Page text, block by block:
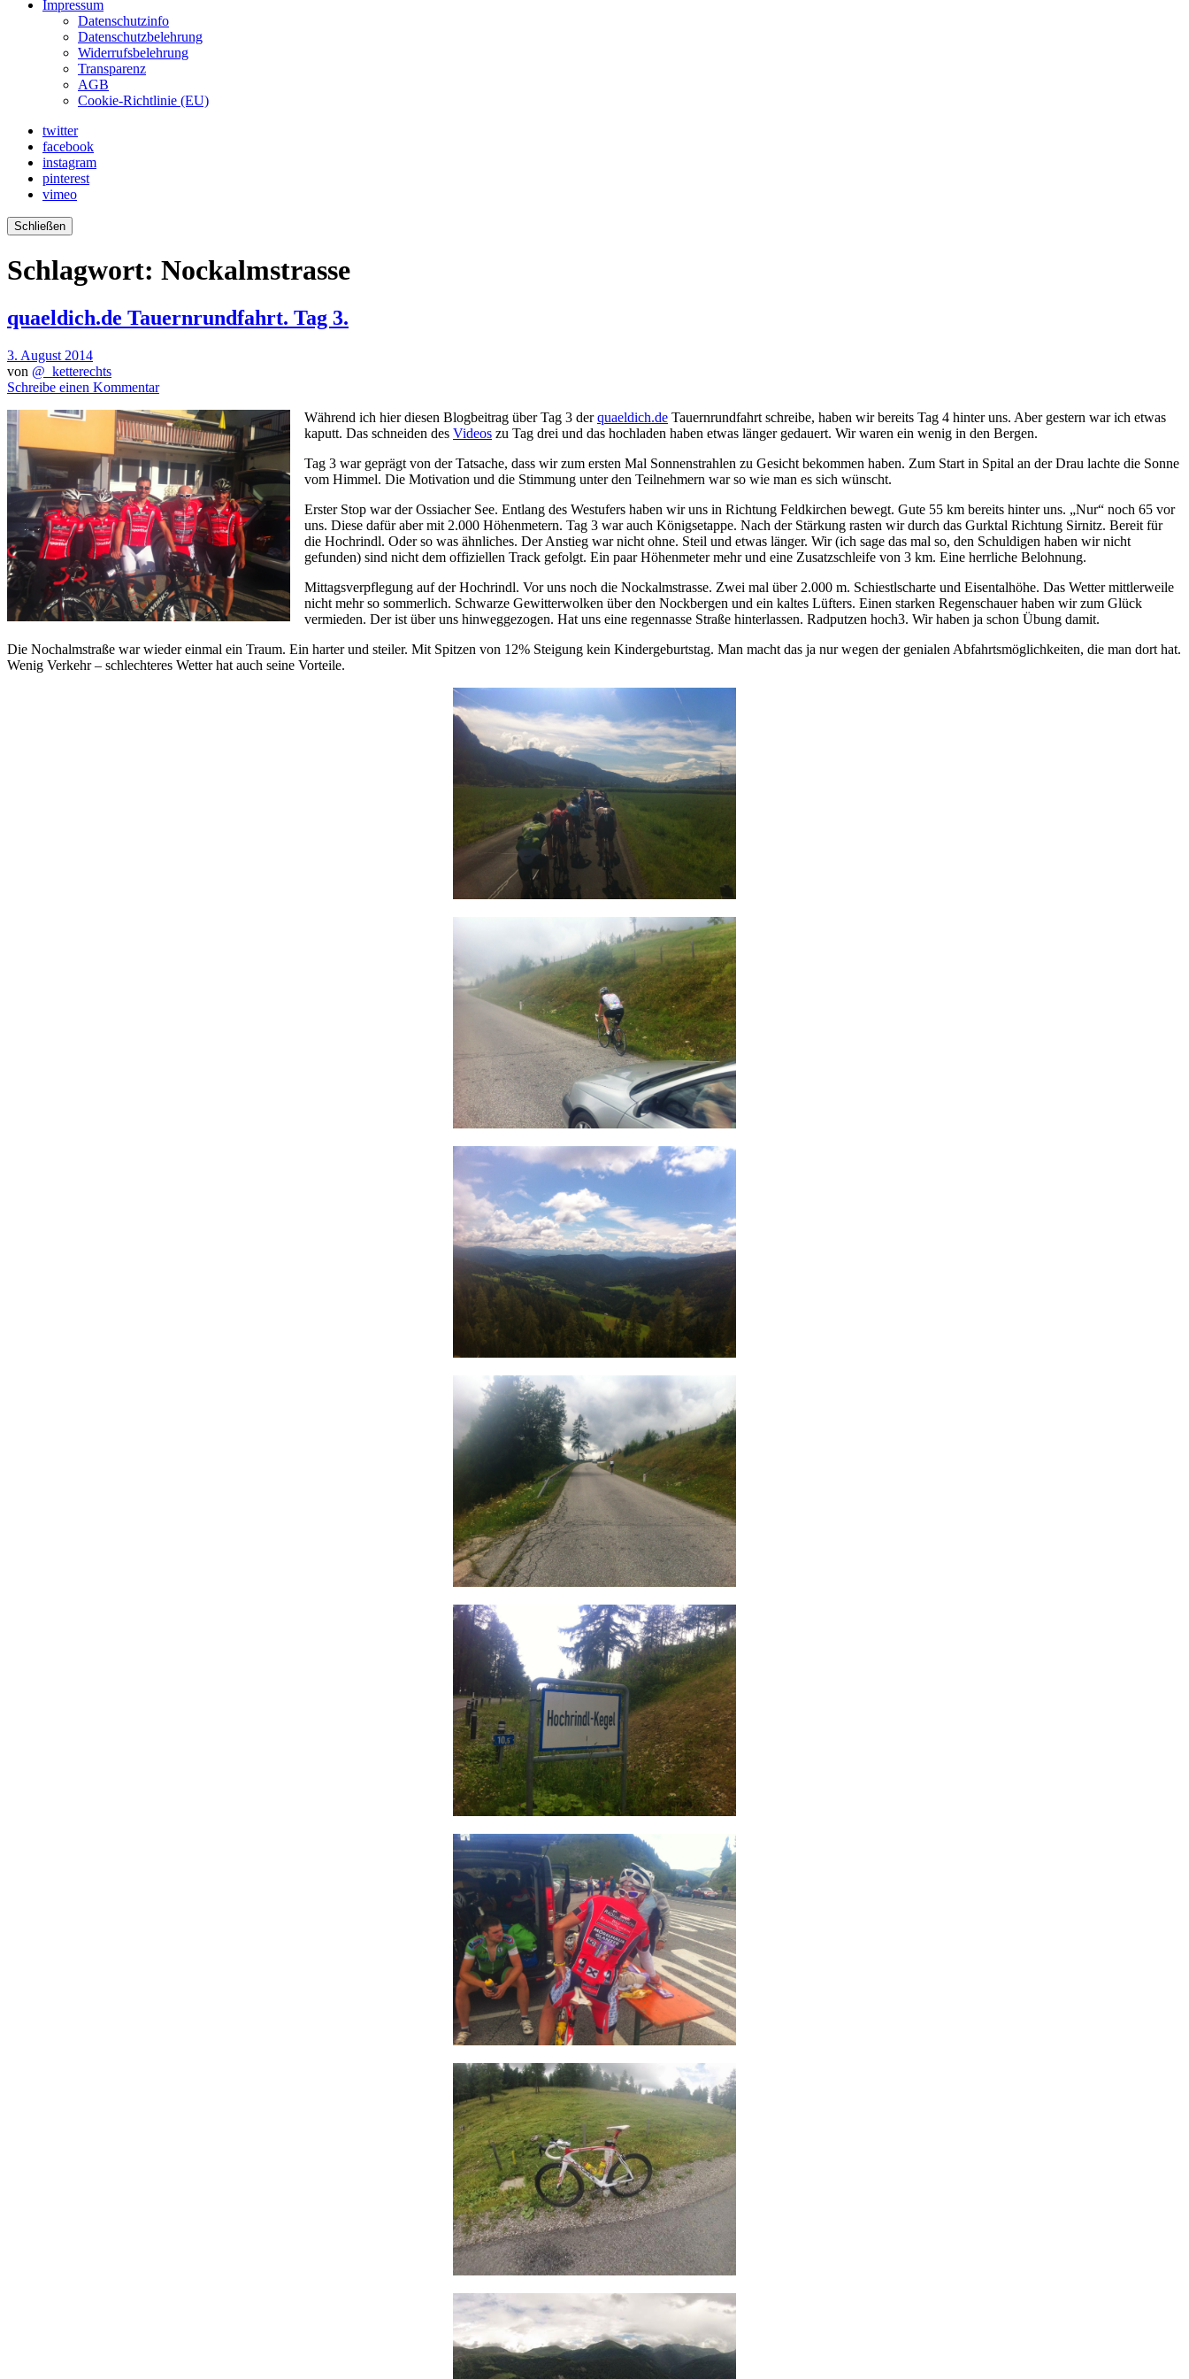
Impressum
Datenschutzinfo
Datenschutzbelehrung
Widerrufsbelehrung
Transparenz
AGB
Cookie-Richtlinie (EU)
twitter
facebook
instagram
pinterest
vimeo
Schließen
Schlagwort: Nockalmstrasse
quaeldich.de Tauernrundfahrt. Tag 3.
3. August 2014
von @_ketterechts
Schreibe einen Kommentar
Während ich hier diesen Blogbeitrag über Tag 3 derquaeldich.de Tauernrundfahrt schreibe, haben wir bereits Tag 4 hinter uns. Aber gestern war ich etwas
kaputt. Das schneiden des Videos zu Tag drei und das hochladen haben etwas länger gedauert. Wir waren ein wenig in den Bergen.
Tag 3 war geprägt von der Tatsache, dass wir zum ersten Mal Sonnenstrahlen zu Gesicht bekommen haben. Zum Start in Spital an der Drau lachte die Sonne
vom Himmel. Die Motivation und die Stimmung unter den Teilnehmern war so wie man es sich wünscht.
Erster Stop war der Ossiacher See. Entlang des Westufers haben wir uns in Richtung Feldkirchen bewegt. Gute 55 km bereits hinter uns. „Nur“ noch 65 vor
uns. Diese dafür aber mit 2.000 Höhenmetern. Tag 3 war auch Königsetappe. Nach der Stärkung rasten wir durch das Gurktal Richtung Sirnitz. Bereit für
die Hochrindl. Oder so was ähnliches. Der Anstieg war nicht ohne. Steil und etwas länger. Wir (ich sage das mal so, den Schuldigen haben wir nicht
gefunden) sind nicht dem offiziellen Track gefolgt. Ein paar Höhenmeter mehr und eine Zusatzschleife von 3 km. Eine herrliche Belohnung.
Mittagsverpflegung auf der Hochrindl. Vor uns noch die Nockalmstrasse. Zwei mal über 2.000 m. Schiestlscharte und Eisentalhöhe. Das Wetter mittlerweile
nicht mehr so sommerlich. Schwarze Gewitterwolken über den Nockbergen und ein kaltes Lüfters. Einen starken Regenschauer haben wir zum Glück
vermieden. Der ist über uns hinweggezogen. Hat uns eine regennasse Straße hinterlassen. Radputzen hoch3. Wir haben ja schon Übung damit.
Die Nochalmstraße war wieder einmal ein Traum. Ein harter und steiler. Mit Spitzen von 12% Steigung kein Kindergeburtstag. Man macht das ja nur wegen der genialen Abfahrtsmöglichkeiten, die man dort hat.
Wenig Verkehr – schlechteres Wetter hat auch seine Vorteile.